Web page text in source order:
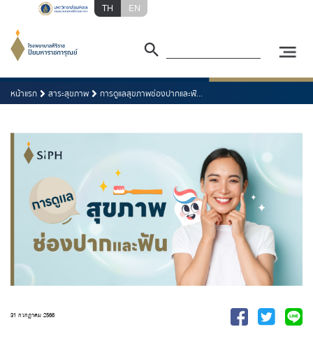
TH EN
หน้าแรก สาระสุขภาพ การดูแลสุขภาพช่องปากและฟั...
31 กรกฎาคม 2566